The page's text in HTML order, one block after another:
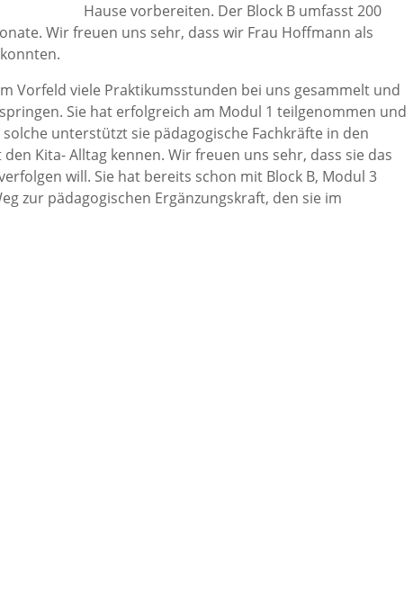
Hause vorbereiten. Der Block B umfasst 200
Wir freuen uns sehr, dass wir Frau Hoffmann als
Vorfeld viele Praktikumsstunden bei uns gesammelt und
Sie hat erfolgreich am Modul 1 teilgenommen und
unterstützt sie pädagogische Fachkräfte in den
Kita- Alltag kennen. Wir freuen uns sehr, dass sie das
will. Sie hat bereits schon mit Block B, Modul 3
zur pädagogischen Ergänzungskraft, den sie im